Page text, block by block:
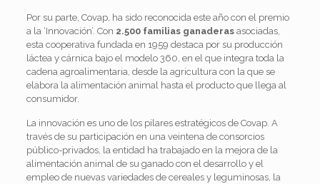
Por su parte, Covap, ha sido reconocida este año con el premio
a la ‘Innovación’. Con 2.500 familias ganaderasasociadas,
esta cooperativa fundada en 1959 destaca por su producción
láctea y cárnica bajo el modelo 360, en el que integra toda la
cadena agroalimentaria, desde la agricultura con la que se
elabora la alimentación animal hasta el producto que llega al
consumidor.
La innovación es uno de los pilares estratégicos de Covap. A
través de su participación en una veintena de consorcios
público-privados, la entidad ha trabajado en la mejora de la
alimentación animal de su ganado con el desarrollo y el
empleo de nuevas variedades de cereales y leguminosas, la